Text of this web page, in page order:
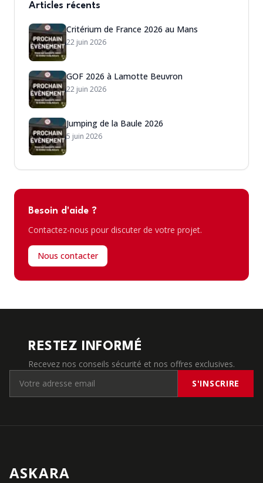
Articles récents
Critérium de France 2026 au Mans
22 juin 2026
GOF 2026 à Lamotte Beuvron
22 juin 2026
Jumping de la Baule 2026
5 juin 2026
Besoin d'aide ?
Contactez-nous pour discuter de votre projet.
Nous contacter
RESTEZ INFORMÉ
Recevez nos conseils sécurité et nos offres exclusives.
S'INSCRIRE
ASKARA